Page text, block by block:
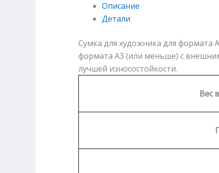
Описание
Детали
Сумка для художника для формата
формата А3 (или меньше) с
лучшей износостойкости.
Вес